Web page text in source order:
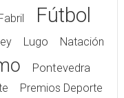
Fútbol
Lugo Natación
Pontevedra
Premios Deporte